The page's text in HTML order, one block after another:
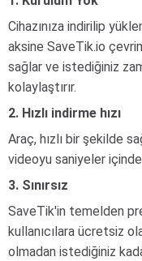
Cihazınıza indirilip
aksine SaveTik.io
sağlar ve istediğiniz
kolaylaştırır.
2. Hızlı indirme hızı
Araç, hızlı bir şekilde
videoyu saniyeler içinde
3. Sınırsız
SaveTik'in temelden
kullanıcılara ücretsiz
olmadan istediğiniz